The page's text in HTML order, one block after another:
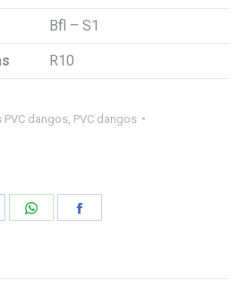
Bfl – S1
R10
PVC dangos PVC dangos